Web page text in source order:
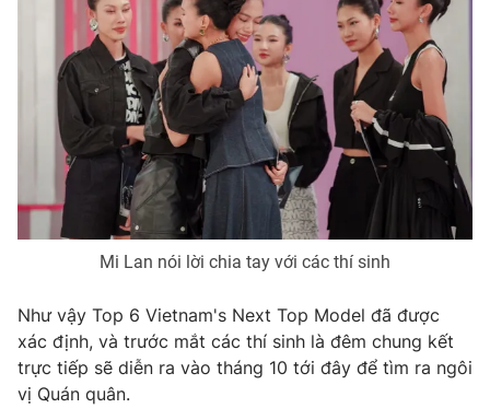
Mi Lan nói lời chia tay với các thí sinh
Như vậy Top 6 Vietnam's Next Top Model đã được
xác định, và trước mắt các thí sinh là đêm chung kết
trực tiếp sẽ diễn ra vào tháng 10 tới đây để tìm ra ngôi
vị Quán quân.